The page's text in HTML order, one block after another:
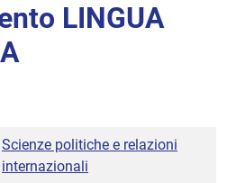
LINGUA
Scienze politiche e relazioni
internazionali